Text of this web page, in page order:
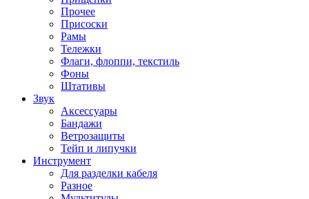
Прочее
Присоски
Рамы
Тележки
Флаги, флоппи, текстиль
Фоны
Штативы
Звук
Аксессуары
Бандажи
Ветрозащиты
Тейп и липучки
Инструмент
Для разделки кабеля
Разное